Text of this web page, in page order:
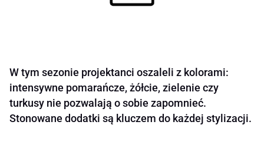
W tym sezonie projektanci oszaleli z kolorami:
intensywne pomarańcze, żółcie, zielenie czy
turkusy nie pozwalają o sobie zapomnieć.
Stonowane dodatki są kluczem do każdej stylizacji.